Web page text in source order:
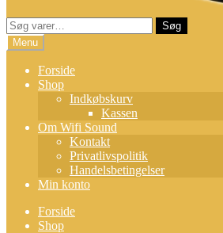
Søg
efter:
Søg
Menu
Forside
Shop
Indkøbskurv
Kassen
Om Wifi Sound
Kontakt
Privatlivspolitik
Handelsbetingelser
Min konto
Forside
Shop